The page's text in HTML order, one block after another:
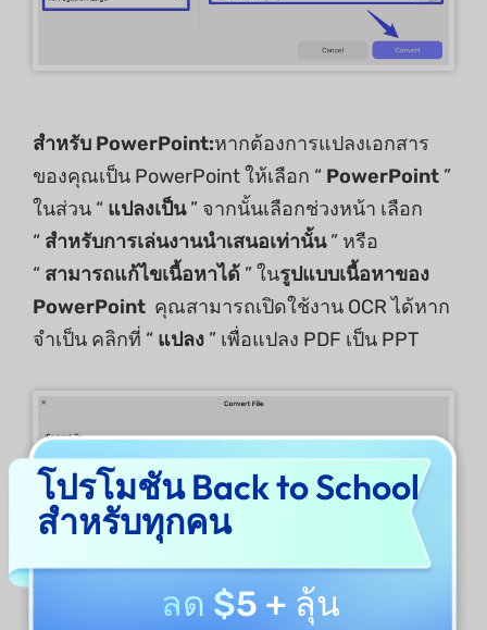
สำหรับ PowerPoint:หากต้องการแปลงเอกสาร
ของคุณเป็น PowerPoint ให้เลือก “ PowerPoint ”
ในส่วน “ แปลงเป็น” จากนั้นเลือกช่วงหน้า เลือก
“ สำหรับการเล่นงานนำเสนอเท่านั้น” หรือ
“ สามารถแก้ไขเนื้อหาได้ ” ในรูปแบบเนื้อหาของ
PowerPoint คุณสามารถเปิดใช้งาน OCR ได้หาก
จำเป็น คลิกที่ “ แปลง ” เพื่อแปลง PDF เป็น PPT
โปรโมชัน Back to School
สำหรับทุกคน
ลด $5 + ลุ้น